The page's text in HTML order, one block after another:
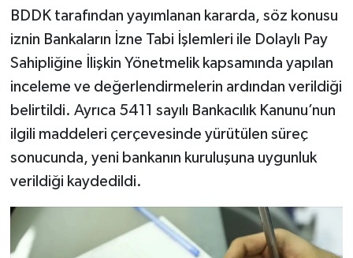
BDDK tarafından yayımlanan kararda, söz konusu
iznin Bankaların İzne Tabi İşlemleri ile Dolaylı Pay
Sahipliğine İlişkin Yönetmelik kapsamında yapılan
inceleme ve değerlendirmelerin ardından verildiği
belirtildi. Ayrıca 5411 sayılı Bankacılık Kanunu’nun
ilgili maddeleri çerçevesinde yürütülen süreç
sonucunda, yeni bankanın kuruluşuna uygunluk
verildiği kaydedildi.
Ulusal Haberler
Teknoloji Haberleri
Siyaset Haberleri
Dünya Haberleri
Haber Arşivi